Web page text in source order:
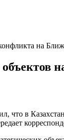
на
что в